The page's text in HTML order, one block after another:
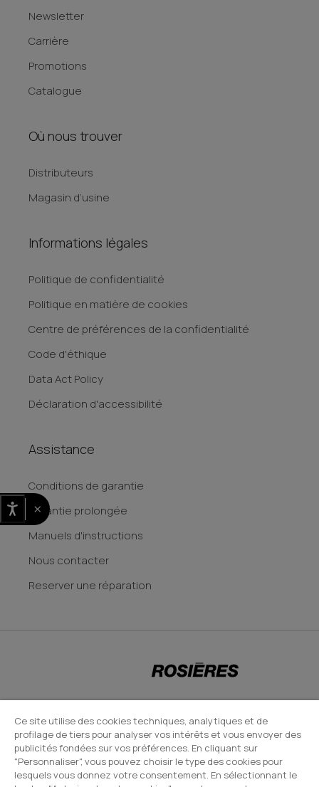
Newsletter
Carrière
Promotions
Catalogue
Où nous trouver
Distributeurs
Magasin d’usine
Informations légales
Politique de confidentialité
Politique en matière de cookies
Centre de préférences de la confidentialité
Code d'éthique
Data Act Policy
Déclaration d'accessibilité
Assistance
Conditions de garantie
Garantie prolongée
Manuels d'instructions
Nous contacter
Reserver une réparation
CANDY HOOVER GROUP S.r.I. - Associé unique - SIÈGE SOCIAL : Via Comolli,
57 - 20861 Brugherio (MB) - Italie - SIÈGES ADMINISTRATIFS : Via Privata
Eden Fumagalli snc - 20861 Brugherio (MB) et Via Trento n. 20/A-22 -
20871 Vimercate (MB) - Italie - Tél. : +39.039.2086.1 - Fax :
×
Ce site utilise des cookies techniques, analytiques et de
profilage de tiers pour analyser vos intérêts et vous envoyer des
publicités fondées sur vos préférences. En cliquant sur
"Personnaliser", vous pouvez choisir le type des cookies pour
lesquels vous donnez votre consentement. En sélectionnant le